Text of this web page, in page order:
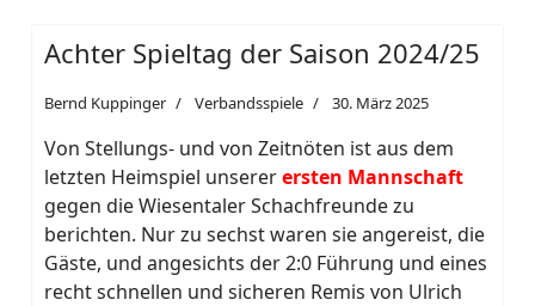
Achter Spieltag der Saison 2024/25
Bernd Kuppinger Verbandsspiele 30. März 2025
Von Stellungs- und von Zeitnöten ist aus dem
letzten Heimspiel unsererersten Mannschaft
gegen die Wiesentaler Schachfreunde zu
berichten. Nur zu sechst waren sie angereist, die
Gäste, und angesichts der 2:0 Führung und eines
recht schnellen und sicheren Remis von Ulrich